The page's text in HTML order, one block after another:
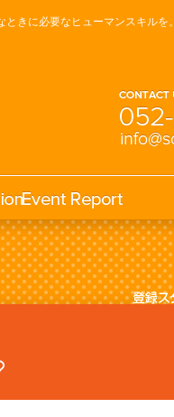
きに必要なヒューマンスキルを。